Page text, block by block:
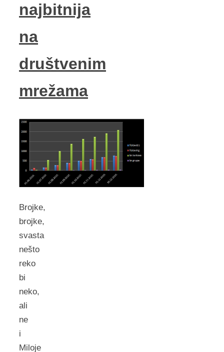
najbitnija
na
društvenim
mrežama
Brojke,
brojke,
svasta
nešto
reko
bi
neko,
ali
ne
i
Miloje